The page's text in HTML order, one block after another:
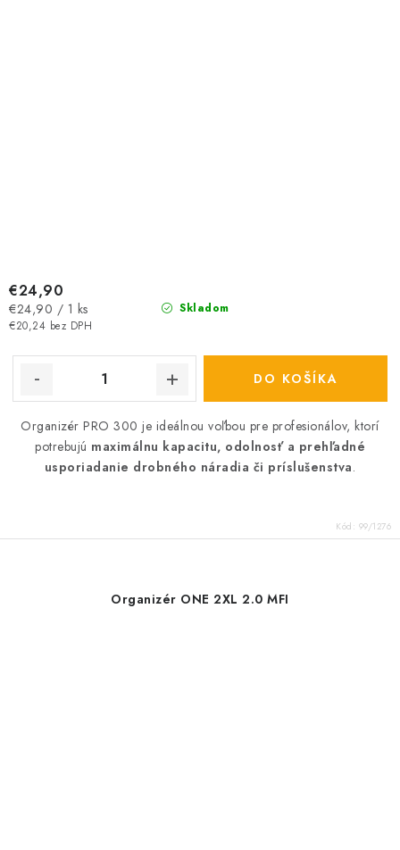
Skladom
€20,24 bez DPH
€24,90
Jednotková
cena:
€24,90 / 1 ks
DO KOŠÍKA
Organizér PRO 300 je ideálnou voľbou pre profesionálov, ktorí
potrebujú maximálnu kapacitu, odolnosť a prehľadné
usporiadanie drobného náradia či príslušenstva.
Kód: 99/1276
Organizér ONE 2XL 2.0 MFI